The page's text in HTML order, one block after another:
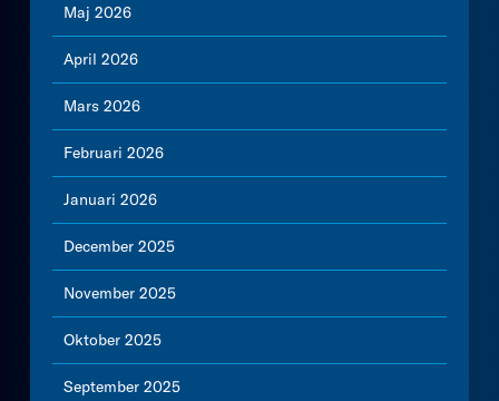
Maj 2026
April 2026
Mars 2026
Februari 2026
Januari 2026
December 2025
November 2025
Oktober 2025
September 2025